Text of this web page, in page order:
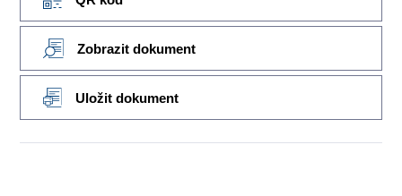
Zobrazit dokument
Uložit dokument